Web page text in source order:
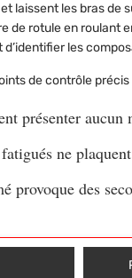
laissent les bras de
de rotule en
les
de contrôle précis
présenter aucun
ne
provoque des